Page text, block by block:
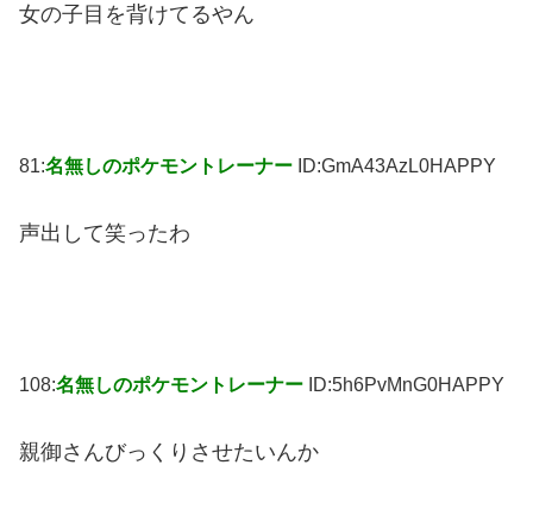
女の子目を背けてるやん
81:名無しのポケモントレーナー ID:GmA43AzL0HAPPY
声出して笑ったわ
108:名無しのポケモントレーナー ID:5h6PvMnG0HAPPY
親御さんびっくりさせたいんか